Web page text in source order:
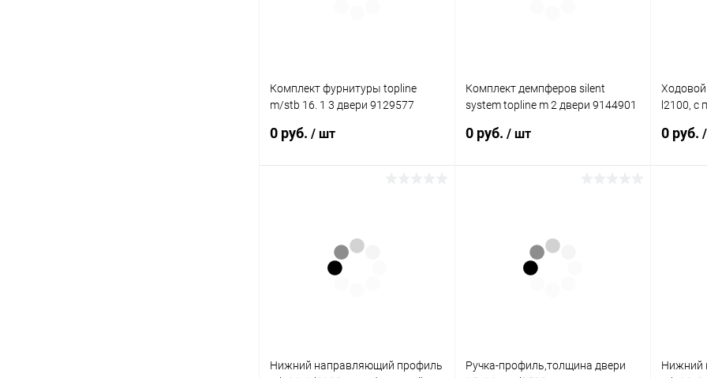
Комплект фурнитуры topline
m/stb 16. 1 3 двери 9129577
0 руб. / шт
В избранное
Комплект демпферов silent
system topline m 2 двери 9144901
0 руб. / шт
В избранное
l2100, с
0 руб.
В
Нижний направляющий профиль
Ручка-профиль,толщина двери
Нижний